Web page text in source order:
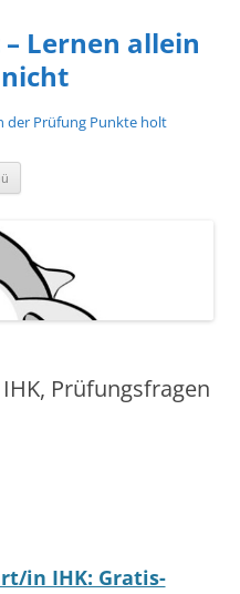
Lernen allein
der Prüfung Punkte holt
Prüfungsfragen
in IHK: Gratis-